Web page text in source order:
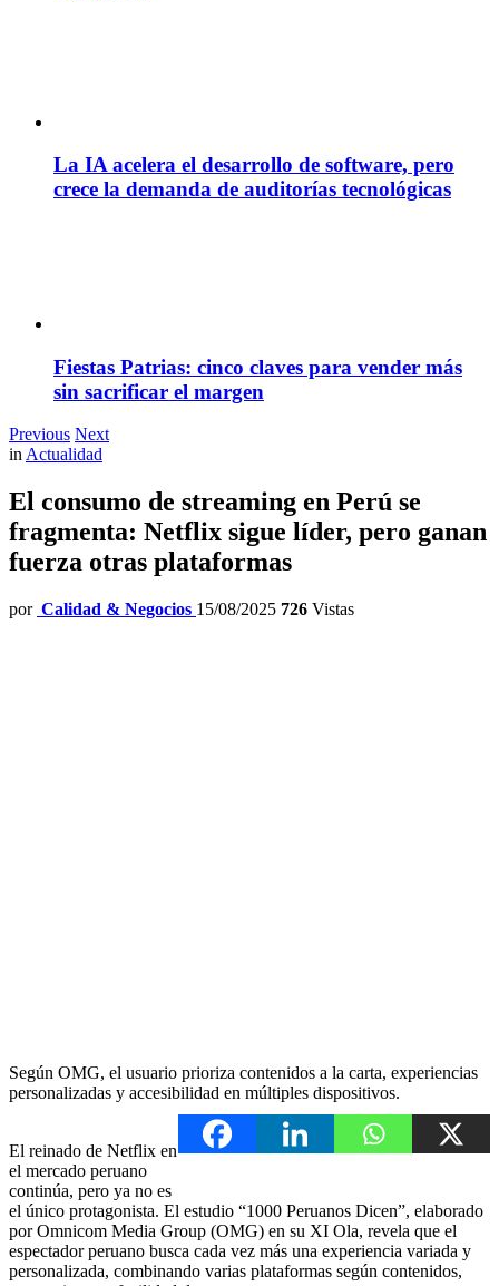
La IA acelera el desarrollo de software, pero
crece la demanda de auditorías tecnológicas
Fiestas Patrias: cinco claves para vender más
sin sacrificar el margen
Previous Next
inActualidad
El consumo de streaming en Perú se
fragmenta: Netflix sigue líder, pero ganan
fuerza otras plataformas
por Calidad & Negocios 15/08/2025 726 Vistas
Según OMG, el usuario prioriza contenidos a la carta, experiencias
personalizadas y accesibilidad en múltiples dispositivos.
El reinado de Netflix en
el mercado peruano
continúa, pero ya no es
el único protagonista. El estudio “1000 Peruanos Dicen”, elaborado
por Omnicom Media Group (OMG) en su XI Ola, revela que el
espectador peruano busca cada vez más una experiencia variada y
personalizada, combinando varias plataformas según contenidos,